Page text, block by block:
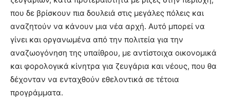
που δε βρίσκουν πια δουλειά στις μεγάλες πόλεις και
αναζητούν να κάνουν μια νέα αρχή. Αυτό μπορεί να
γίνει και οργανωμένα από την πολιτεία για την
αναζωογόνηση της υπαίθρου, με αντίστοιχα οικονομικά
και φορολογικά κίνητρα για ζευγάρια και νέους, που θα
δέχονταν να ενταχθούν εθελοντικά σε τέτοια
προγράμματα.